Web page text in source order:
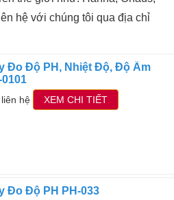
hệ với chúng tôi qua địa chỉ
Đo Độ PH, Nhiệt Độ, Độ Ẩm
0101
hệ XEM CHI TIẾT
Đo Độ PH PH-033